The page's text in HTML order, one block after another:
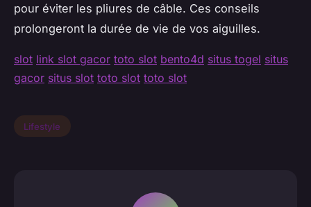
pour éviter les pliures de câble. Ces conseils
prolongeront la durée de vie de vos aiguilles.
slot link slot gacor toto slot bento4d situs togel situs
gacor situs slot toto slot toto slot
Lifestyle